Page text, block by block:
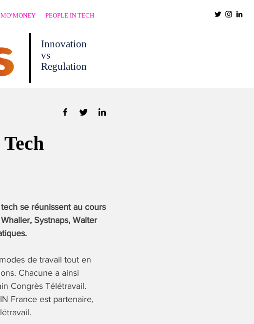
MO’MONEY PEOPLE IN TECH
Innovation
vs
Regulation
se réunissent au cours
Systnaps, Walter
de travail tout en
Chacune a ainsi
Congrès Télétravail.
France est partenaire,